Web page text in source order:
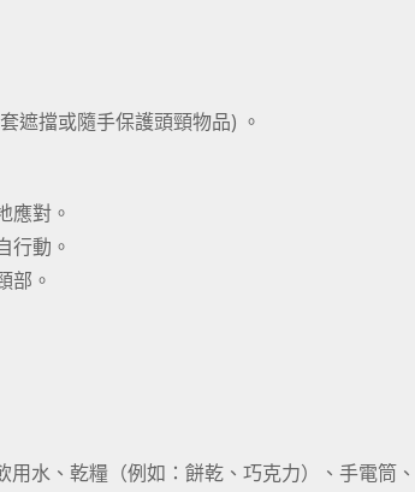
遮擋或隨手保護頭頸物品) 。
應對。
行動。
部。
水、乾糧（例如：餅乾、巧克力）、手電筒